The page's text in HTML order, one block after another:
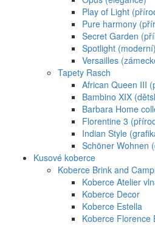
Play of Light
Pure harmony
Secret Garden
Spotlight (moderní)
Versailles
Tapety Rasch
African Queen III
Bambino XIX
Barbara Home
Florentine 3
Indian Style
Schöner Wohnen
Kusové koberce
Koberce Brink and
Koberce Atelier
Koberce Decor
Koberce Estella
Koberce Florence